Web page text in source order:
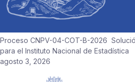
Proceso CNPV-04-COT-B-2026
para el Instituto Nacional de Estadística
agosto 3, 2026